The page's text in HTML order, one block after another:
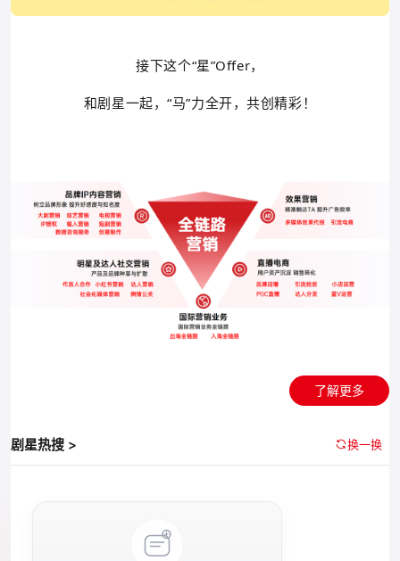
接下这个“星”Offer，
和剧星一起，“马”力全开，共创精彩！
了解更多
剧星热搜 > 换一换